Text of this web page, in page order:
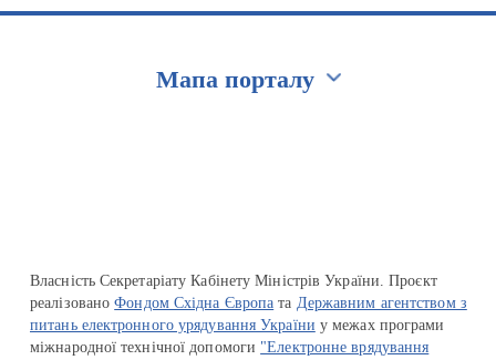
Мапа порталу
Власність Секретаріату Кабінету Міністрів України. Проєкт
реалізованоФондом Східна Європа та Державним агентством з
питань електронного урядування України у межах програми
міжнародної технічної допомоги "Електронне врядування